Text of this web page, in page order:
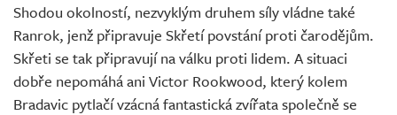
Shodou okolností, nezvyklým druhem síly vládne také
Ranrok, jenž připravuje Skřetí povstání proti čarodějům.
Skřeti se tak připravují na válku proti lidem. A situaci
dobře nepomáhá ani Victor Rookwood, který kolem
Bradavic pytlačí vzácná fantastická zvířata společně se